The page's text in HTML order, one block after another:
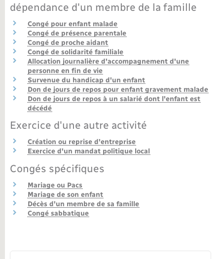
Numérique
Organisation d’événement
Sécurité - Prévention
Seniors
Transports
Voirie et espace public
dépendance d'un membre de la famille
Congé pour enfant malade
Congé de présence parentale
Congé de proche aidant
Congé de solidarité familiale
Allocation journalière d'accompagnement d'une
personne en fin de vie
Survenue du handicap d'un enfant
Don de jours de repos pour enfant gravement malade
Don de jours de repos à un salarié dont l'enfant est
décédé
Exercice d'une autre activité
Création ou reprise d'entreprise
Exercice d'un mandat politique local
Congés spécifiques
Mariage ou Pacs
Mariage de son enfant
Décès d'un membre de sa famille
Congé sabbatique